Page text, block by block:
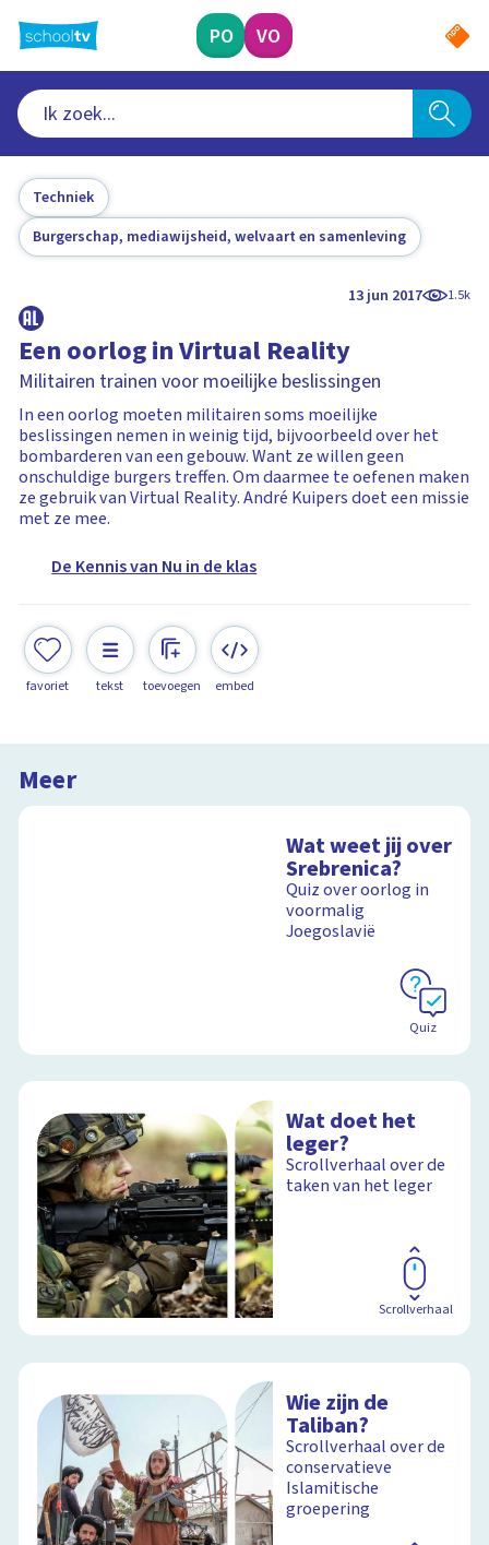
naar
hoofdinhoud
PO VO
Techniek
Burgerschap, mediawijsheid, welvaart en samenleving
13 jun 2017 1.5k
Een oorlog in Virtual Reality
Militairen trainen voor moeilijke beslissingen
In een oorlog moeten militairen soms moeilijke
beslissingen nemen in weinig tijd, bijvoorbeeld over het
bombarderen van een gebouw. Want ze willen geen
onschuldige burgers treffen. Om daarmee te oefenen maken
ze gebruik van Virtual Reality. André Kuipers doet een missie
met ze mee.
De Kennis van Nu in de klas
favoriet tekst toevoegen embed
Meer
Wat weet jij over
Srebrenica?
Quiz over oorlog in
voormalig
Joegoslavië
Quiz
Wat doet het
leger?
Scrollverhaal over de
taken van het leger
Scrollverhaal
Wie zijn de
Taliban?
Scrollverhaal over de
conservatieve
Islamitische
groepering